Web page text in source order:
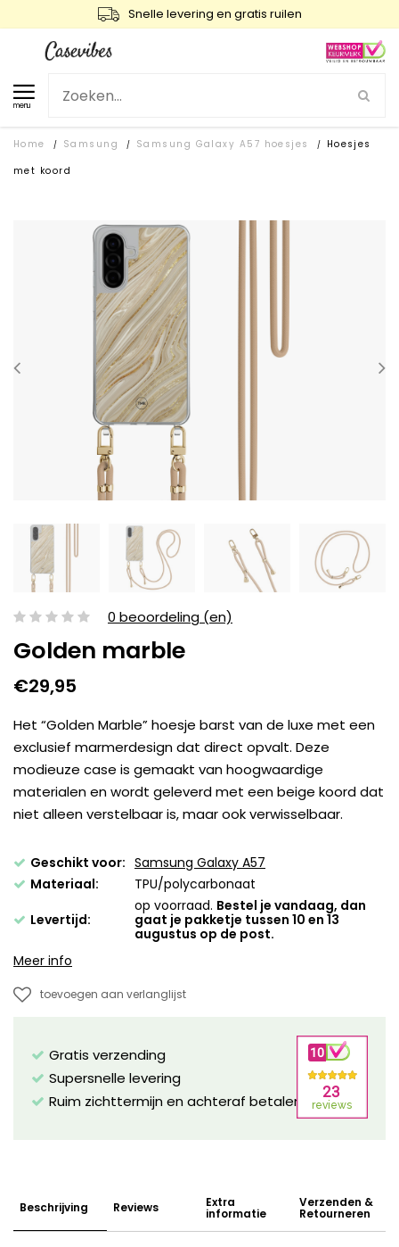
Snelle levering en gratis ruilen
menu
Home / Samsung / Samsung Galaxy A57 hoesjes /
Hoesjes
met koord
0 beoordeling (en)
Golden marble
€29,95
Het “Golden Marble” hoesje barst van de luxe met een
exclusief marmerdesign dat direct opvalt. Deze
modieuze case is gemaakt van hoogwaardige
materialen en wordt geleverd met een beige koord dat
niet alleen verstelbaar is, maar ook verwisselbaar.
Geschikt voor: Samsung Galaxy A57
Materiaal:
TPU/polycarbonaat
Levertijd:
op voorraad. Bestel je vandaag, dan
gaat je pakketje tussen 10 en 13
augustus op de post.
Meer info
toevoegen aan verlanglijst
Gratis verzending
Supersnelle levering
Ruim zichttermijn en achteraf betalen mogelijk!
Beschrijving Reviews Extra
informatie
Verzenden &
Retourneren